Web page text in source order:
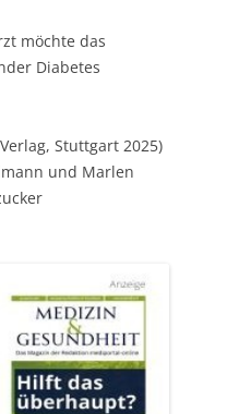
möchte das
Diabetes
Stuttgart 2025)
und Marlen